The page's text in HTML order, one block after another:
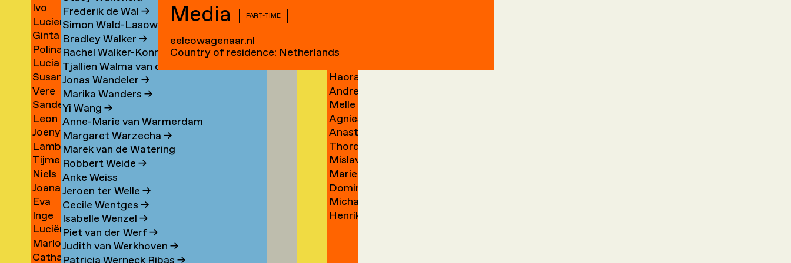
Duyvenbode
van
van
Leeuwen
→
Ivo
van
van
Stiphout
→
Lucien
van
Valen
→
Ginta
Tinte
Vasermane
→
Polina
Vasilyeva
→
Lucia
Vázquez
Vives
→
Susan
van
Veen
→
Vere
van
der
Veen
→
Sander
Veenhof
→
Leon
Veer
→
Joeny
Veldhuijzen
van
Zanten
→
Lambertine
van
Veldhuizen
→
Tijme
Veldt
→
Niels
Veldt
→
Joana
Velu
→
Eva
van
Velzen
Inge
van
der
Ven
Luciënne
Venner
→
Marlous
Verburgt
Catharina
Frederik de Wal→
Simon Wald-Lasowski→
Bradley Walker→
Rachel Walker-Konno
→
Tjallien Walma van der Molen→
Jonas Wandeler→
Marika Wanders→
Yi Wang→
Anne-Marie van Warmerdam
Margaret Warzecha→
Marek van de Watering
Robbert Weide→
Anke Weiss
Jeroen ter Welle→
Cecile Wentges→
Isabelle Wenzel→
Piet van der Werf→
Judith van Werkhoven→
→
Yu→
Lova →
→
→
Zeeman
Nomin
→
Zhao
→
Haoran
Zhi→
Andreas
Zidek
→
Melle
Zijlstra
→
Agnieszka
Zimolag
→
Anastasia
Zinner
Thordis
Erla
Zoega
→
Mislav
Žugaj
Marieke
Zwart
→
Dominique
Zwartelé
→
Micha
Zweifel
Henrik
Media PART-TIME
eelcowagenaar.nl
Country of residence: Netherlands